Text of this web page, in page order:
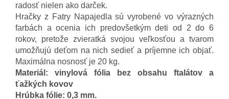
radosť nielen ako darček.
Hračky z Fatry Napajedla sú vyrobené vo výrazných
farbách a ocenia ich predovšetkým deti od 2 do 6
rokov, pretože zvieratká svojou veľkosťou a tvarom
umožňujú deťom na nich sedieť a príjemne ich objať.
Maximálna nosnosť je 20 kg.
Materiál: vinylová fólia bez obsahu ftalátov a
ťažkých kovov
Hrúbka fólie: 0,3 mm.